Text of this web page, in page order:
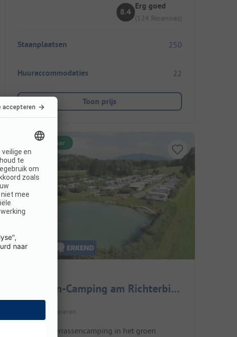
8.4
Erg goed
(124 Recensies)
Staanplaatsen 250
Huuraccommodaties 22
Toon prijs
Direct boekbaar
Terrassen-Camping am Richterbichl
Duitsland / Beieren
Knusse terrassencamping in het groen